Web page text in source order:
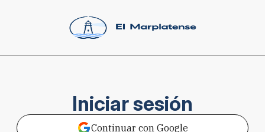
Iniciar sesión
Continuar con Google